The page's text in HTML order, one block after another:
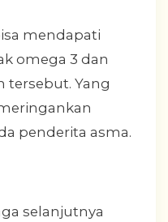
mendapati
omega 3 dan
tersebut. Yang
penderita asma.
selanjutnya